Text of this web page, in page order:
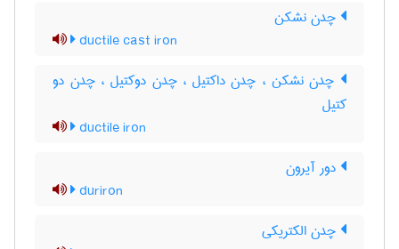
چدن نشکن
ductile cast iron
چدن نشکن ، چدن داکتیل ، چدن دوکتیل ، چدن دو
کتیل
ductile iron
دور آیرون
duriron
چدن الکتریکی